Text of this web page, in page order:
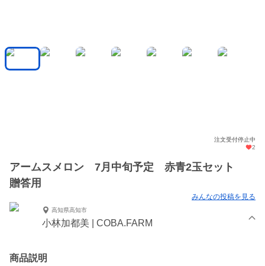
注文受付停止中
2
アームスメロン 7月中旬予定 赤青2玉セット
贈答用
みんなの投稿を見る
高知県高知市
小林加都美 | COBA.FARM
商品説明